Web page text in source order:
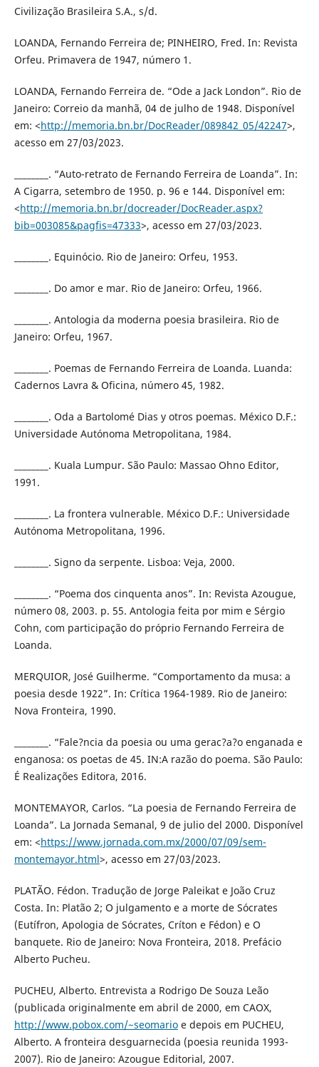
Civilização Brasileira S.A., s/d.
LOANDA, Fernando Ferreira de; PINHEIRO, Fred. In: Revista
Orfeu. Primavera de 1947, número 1.
LOANDA, Fernando Ferreira de. “Ode a Jack London”. Rio de
Janeiro: Correio da manhã, 04 de julho de 1948. Disponível
em: <http://memoria.bn.br/DocReader/089842_05/42247>,
acesso em 27/03/2023.
________. “Auto-retrato de Fernando Ferreira de Loanda”. In:
A Cigarra, setembro de 1950. p. 96 e 144. Disponível em:
<http://memoria.bn.br/docreader/DocReader.aspx?
bib=003085&pagfis=47333>, acesso em 27/03/2023.
________. Equinócio. Rio de Janeiro: Orfeu, 1953.
________. Do amor e mar. Rio de Janeiro: Orfeu, 1966.
________. Antologia da moderna poesia brasileira. Rio de
Janeiro: Orfeu, 1967.
________. Poemas de Fernando Ferreira de Loanda. Luanda:
Cadernos Lavra & Oficina, número 45, 1982.
________. Oda a Bartolomé Dias y otros poemas. México D.F.:
Universidade Autónoma Metropolitana, 1984.
________. Kuala Lumpur. São Paulo: Massao Ohno Editor,
1991.
________. La frontera vulnerable. México D.F.: Universidade
Autónoma Metropolitana, 1996.
________. Signo da serpente. Lisboa: Veja, 2000.
________. “Poema dos cinquenta anos”. In: Revista Azougue,
número 08, 2003. p. 55. Antologia feita por mim e Sérgio
Cohn, com participação do próprio Fernando Ferreira de
Loanda.
MERQUIOR, José Guilherme. “Comportamento da musa: a
poesia desde 1922”. In: Crítica 1964-1989. Rio de Janeiro:
Nova Fronteira, 1990.
________. “Fale?ncia da poesia ou uma gerac?a?o enganada e
enganosa: os poetas de 45. IN:A razão do poema. São Paulo:
É Realizações Editora, 2016.
MONTEMAYOR, Carlos. “La poesia de Fernando Ferreira de
Loanda”. La Jornada Semanal, 9 de julio del 2000. Disponível
em: <https://www.jornada.com.mx/2000/07/09/sem-
montemayor.html>, acesso em 27/03/2023.
PLATÃO. Fédon. Tradução de Jorge Paleikat e João Cruz
Costa. In: Platão 2; O julgamento e a morte de Sócrates
(Eutífron, Apologia de Sócrates, Críton e Fédon) e O
banquete. Rio de Janeiro: Nova Fronteira, 2018. Prefácio
Alberto Pucheu.
PUCHEU, Alberto. Entrevista a Rodrigo De Souza Leão
(publicada originalmente em abril de 2000, em CAOX,
http://www.pobox.com/~seomarioe depois em PUCHEU,
Alberto. A fronteira desguarnecida (poesia reunida 1993-
2007). Rio de Janeiro: Azougue Editorial, 2007.